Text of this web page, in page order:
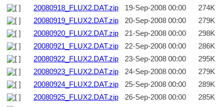
20080918_FLUX2.DAT.zip
19-Sep-2008 00:00
274K
20080919_FLUX2.DAT.zip
20-Sep-2008 00:00
279K
20080920_FLUX2.DAT.zip
21-Sep-2008 00:00
298K
20080921_FLUX2.DAT.zip
22-Sep-2008 00:00
286K
20080922_FLUX2.DAT.zip
23-Sep-2008 00:00
295K
20080923_FLUX2.DAT.zip
24-Sep-2008 00:00
279K
20080924_FLUX2.DAT.zip
25-Sep-2008 00:00
289K
20080925_FLUX2.DAT.zip
26-Sep-2008 00:00
285K